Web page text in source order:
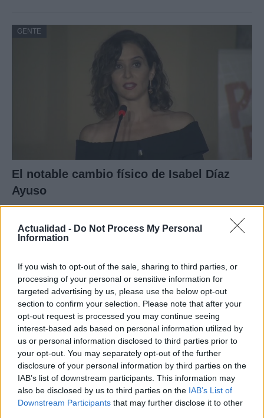
Actualidad - Do Not Process My Personal
Information
If you wish to opt-out of the sale, sharing to third parties, or
processing of your personal or sensitive information for
targeted advertising by us, please use the below opt-out
section to confirm your selection. Please note that after your
opt-out request is processed you may continue seeing
interest-based ads based on personal information utilized by
us or personal information disclosed to third parties prior to
your opt-out. You may separately opt-out of the further
disclosure of your personal information by third parties on the
IAB’s list of downstream participants. This information may
also be disclosed by us to third parties on the IAB’s List of
Downstream Participants that may further disclose it to other
GENTE
El notable cambio físico de Isabel Díaz
Ayuso
En su regreso al trabajo al frente de…
¿Quién es Chad Boyce?: cómo murió
durante la serie Los 100